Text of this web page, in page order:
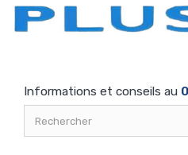
Informations et conseils au